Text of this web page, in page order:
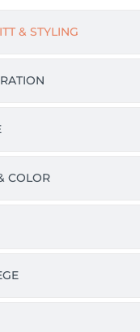
& STYLING
COLOR